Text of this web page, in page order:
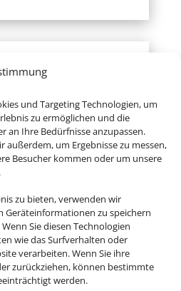
und Targeting Technologien, um
zu ermöglichen und die
an Ihre Bedürfnisse anzupassen.
außerdem, um Ergebnisse zu messen,
Besucher kommen oder um unsere
zu bieten, verwenden wir
Geräteinformationen zu speichern
Sie diesen Technologien
wie das Surfverhalten oder
verarbeiten. Wenn Sie ihre
zurückziehen, können bestimmte
werden.
Sie kompetente
Beratung für Ihr
Zur Website
Amt
Ländern, Visa, Europa
mehr